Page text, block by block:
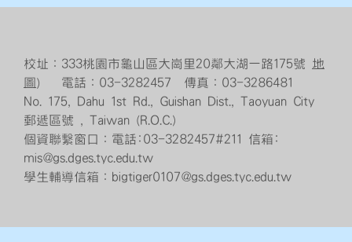
校址：333桃園市龜山區大崗里20鄰大湖一路175號 地
圖） 電話：03-3282457 傳真：03-3286481
No. 175, Dahu 1st Rd., Guishan Dist., Taoyuan City
郵遞區號 , Taiwan (R.O.C.)
個資聯繫窗口：電話:03-3282457#211 信箱:
mis@gs.dges.tyc.edu.tw
學生輔導信箱：bigtiger0107@gs.dges.tyc.edu.tw